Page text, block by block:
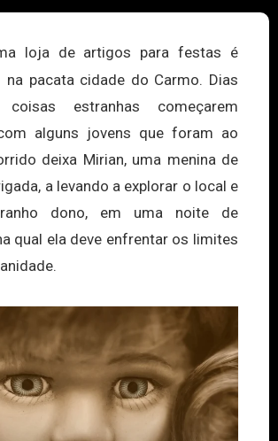
loja de artigos para festas é
na pacata cidade do Carmo. Dias
estranhas começarem
alguns jovens que foram ao
deixa Mirian, uma menina de
a levando a explorar o local e
dono, em uma noite de
qual ela deve enfrentar os limites